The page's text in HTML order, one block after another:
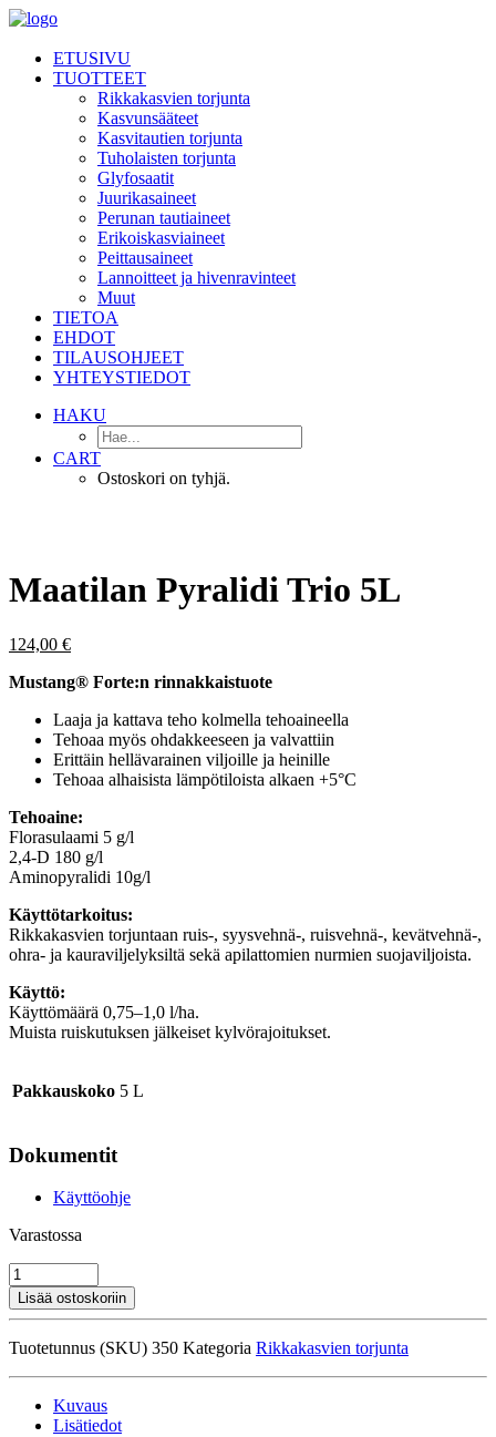
ETUSIVU
TUOTTEET
Rikkakasvien torjunta
Kasvunsääteet
Kasvitautien torjunta
Tuholaisten torjunta
Glyfosaatit
Juurikasaineet
Perunan tautiaineet
Erikoiskasviaineet
Peittausaineet
Lannoitteet ja hivenravinteet
Muut
TIETOA
EHDOT
TILAUSOHJEET
YHTEYSTIEDOT
HAKU
CART
Ostoskori on tyhjä.
Maatilan Pyralidi Trio 5L
124,00 €
Mustang® Forte:n rinnakkaistuote
Laaja ja kattava teho kolmella tehoaineella
Tehoaa myös ohdakkeeseen ja valvattiin
Erittäin hellävarainen viljoille ja heinille
Tehoaa alhaisista lämpötiloista alkaen +5°C
Tehoaine:
Florasulaami 5 g/l
2,4-D 180 g/l
Aminopyralidi 10g/l
Käyttötarkoitus:
Rikkakasvien torjuntaan ruis-, syysvehnä-, ruisvehnä-, kevätvehnä-,
ohra- ja kauraviljelyksiltä sekä apilattomien nurmien suojaviljoista.
Käyttö:
Käyttömäärä 0,75–1,0 l/ha.
Muista ruiskutuksen jälkeiset kylvörajoitukset.
Pakkauskoko 5 L
Dokumentit
Käyttöohje
Varastossa
Maatilan
Pyralidi
Trio
määrä
Lisää ostoskoriin
Tuotetunnus (SKU) 350 Kategoria Rikkakasvien torjunta
Kuvaus
Lisätiedot